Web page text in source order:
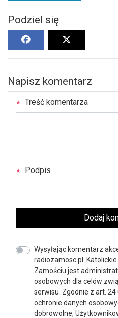
Podziel się
Napisz komentarz
Treść komentarza
Podpis
Dodaj
Wysyłając komentarz
radiozamosc.pl.
Zamościu jest
osobowych dla celów
serwisu. Zgodnie z art. 24
ochronie danych
dobrowolne,